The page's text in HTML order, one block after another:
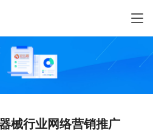
械行业网络营销推广